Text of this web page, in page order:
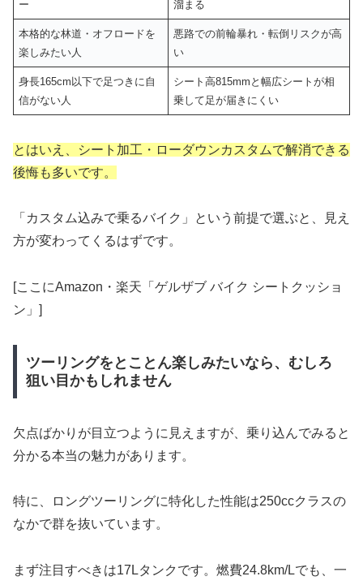
ー 溜まる
本格的な林道・オフロードを
楽しみたい人
悪路での前輪暴れ・転倒リスクが高
い
身長165cm以下で足つきに自
信がない人
シート高815mmと幅広シートが相
乗して足が届きにくい
とはいえ、シート加工・ローダウンカスタムで解消できる
後悔も多いです。
「カスタム込みで乗るバイク」という前提で選ぶと、見え
方が変わってくるはずです。
[ここにAmazon・楽天「ゲルザブ バイク シートクッショ
ン」]
ツーリングをとことん楽しみたいなら、むしろ
狙い目かもしれません
欠点ばかりが目立つように見えますが、乗り込んでみると
分かる本当の魅力があります。
特に、ロングツーリングに特化した性能は250ccクラスの
なかで群を抜いています。
まず注目すべきは17Lタンクです。燃費24.8km/Lでも、一